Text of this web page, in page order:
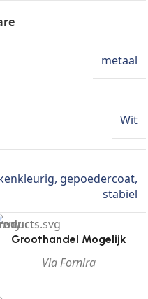
metaal
Wit
, gepoedercoat,
stabiel
Groothandel Mogelijk
Via Fornira